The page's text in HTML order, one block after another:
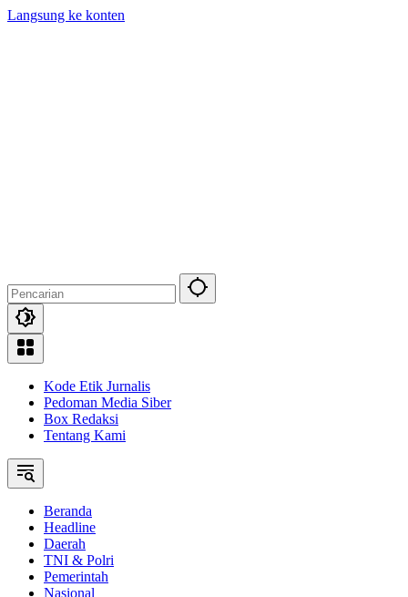
Langsung ke konten
Kode Etik Jurnalis
Pedoman Media Siber
Box Redaksi
Tentang Kami
Beranda
Headline
Daerah
TNI & Polri
Pemerintah
Nasional